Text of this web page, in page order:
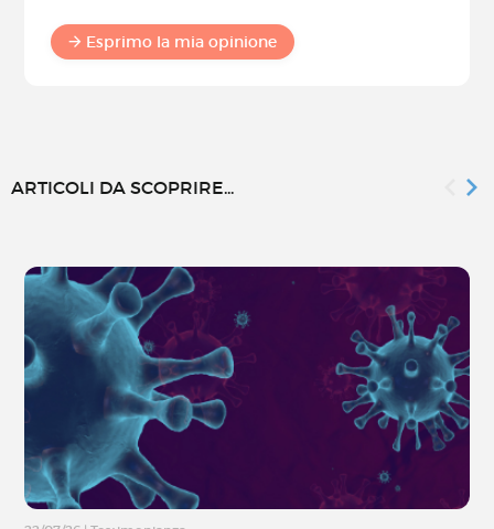
Esprimo la mia opinione
ARTICOLI DA SCOPRIRE...